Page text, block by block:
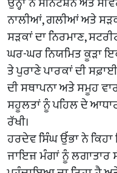
ਨਾਲੀਆਂ, ਗਲੀਆਂ ਅਤੇ
ਸੜਕਾਂ ਦਾ ਨਿਰਮਾਣ,
ਘਰ-ਘਰ ਨਿਯਮਿਤ ਕੂੜਾ
ਤੇ ਪੁਰਾਣੇ ਪਾਰਕਾਂ ਦੀ
ਦੀ ਸਥਾਪਨਾ ਅਤੇ ਸਮੂਹ
ਸਹੂਲਤਾਂ ਨੂੰ ਪਹਿਲ ਦੇ
ਰੱਖੀ।
ਹਰਦੇਵ ਸਿੰਘ ਉੱਭਾ ਨੇ
ਜਾਇਜ਼ ਮੰਗਾਂ ਨੂੰ ਲਗਾਤਾਰ